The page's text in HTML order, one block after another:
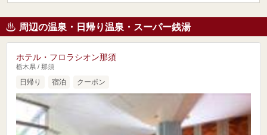
周辺の温泉・日帰り温泉・スーパー銭湯
ホテル・フロラシオン那須
栃木県 / 那須
日帰り 宿泊 クーポン